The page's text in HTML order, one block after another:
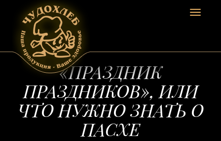
Toggle
«ПРАЗДНИК
ПРАЗДНИКОВ», ИЛИ
ЧТО НУЖНО ЗНАТЬ О
ПАСХЕ